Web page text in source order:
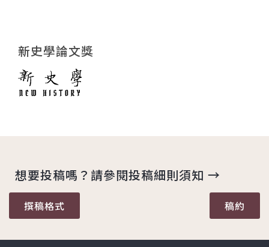
新史學論文獎
想要投稿嗎？請參閱投稿細則須知 →
撰稿格式 稿約